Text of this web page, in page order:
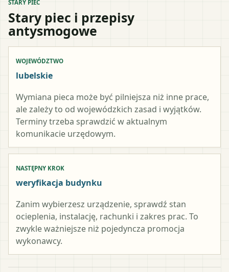
STARY PIEC
Stary piec i przepisy
antysmogowe
WOJEWÓDZTWO
lubelskie
Wymiana pieca może być pilniejsza niż inne prace,
ale zależy to od wojewódzkich zasad i wyjątków.
Terminy trzeba sprawdzić w aktualnym
komunikacie urzędowym.
NASTĘPNY KROK
weryfikacja budynku
Zanim wybierzesz urządzenie, sprawdź stan
ocieplenia, instalację, rachunki i zakres prac. To
zwykle ważniejsze niż pojedyncza promocja
wykonawcy.